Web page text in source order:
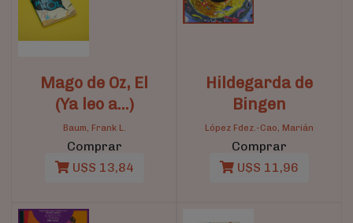
Mago de Oz, El
(Ya leo a...)
Baum, Frank L.
Comprar
U$S 13,84
Hildegarda de
Bingen
López Fdez.-Cao, Marián
Comprar
U$S 11,96